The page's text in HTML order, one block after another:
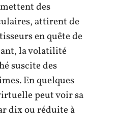
des
attirent de
en quête de
la volatilité
suscite des
En quelques
peut voir sa
dix ou réduite à